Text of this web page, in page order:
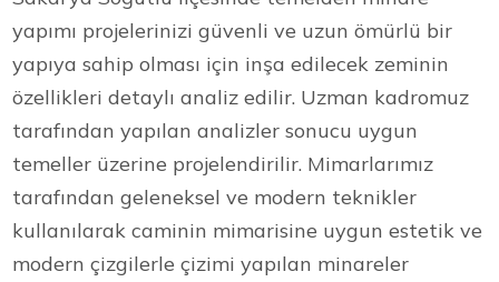
yapımı projelerinizi güvenli ve uzun ömürlü bir
yapıya sahip olması için inşa edilecek zeminin
özellikleri detaylı analiz edilir. Uzman kadromuz
tarafından yapılan analizler sonucu uygun
temeller üzerine projelendirilir. Mimarlarımız
tarafından geleneksel ve modern teknikler
kullanılarak caminin mimarisine uygun estetik ve
modern çizgilerle çizimi yapılan minareler